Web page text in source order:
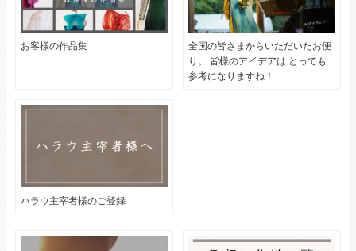
お客様の作品集
全国の皆さまからいただいたお便
り。 皆様のアイデアは とっても
参考になりますね！
ハラウ主宰者様のご登録